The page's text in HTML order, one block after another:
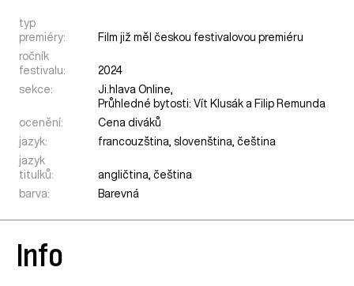
typ
premiéry:
Film již měl českou festivalovou premiéru
ročník
festivalu:
2024
sekce:
Ji.hlava Online,
Průhledné bytosti: Vít Klusák a Filip Remunda
ocenění:
Cena diváků
jazyk:
francouzština, slovenština, čeština
jazyk
titulků:
angličtina, čeština
barva:
Barevná
Info